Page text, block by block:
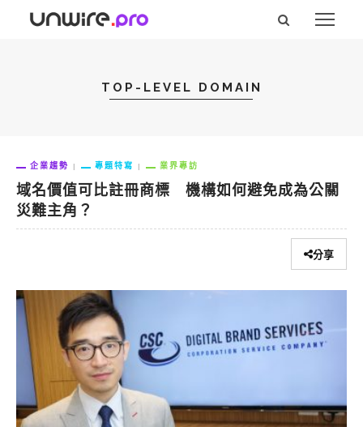
TOP-LEVEL DOMAIN
企業趨勢 專題特寫 業界專訪
域名價值可比註冊商標 機構如何避免成為公關
災難主角？
分享